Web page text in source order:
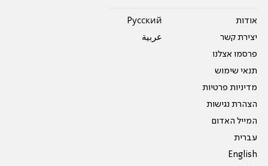
אודות
יצירת קשר
פרסמו אצלנו
תנאי שימוש
מדיניות פרטיות
הצהרת נגישות
המייל האדום
עברית
English
Pусский
عربية